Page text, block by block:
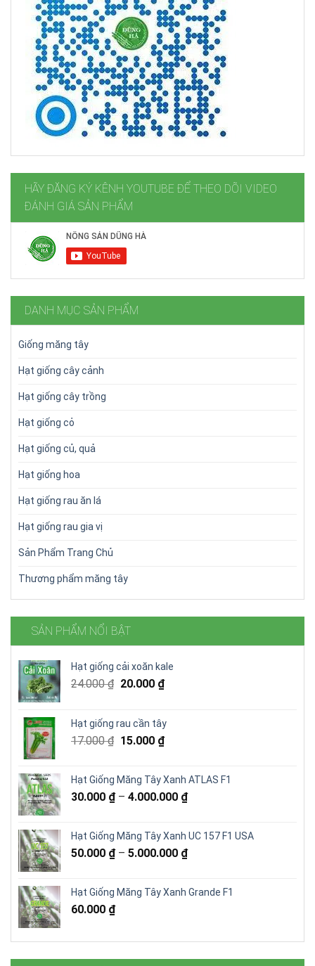
HÃY ĐĂNG KÝ KÊNH YOUTUBE ĐỂ THEO DÕI VIDEO
ĐÁNH GIÁ SẢN PHẨM
DANH MỤC SẢN PHẨM
Giống măng tây
Hạt giống cây cảnh
Hạt giống cây trồng
Hạt giống cỏ
Hạt giống củ, quả
Hạt giống hoa
Hạt giống rau ăn lá
Hạt giống rau gia vị
Sản Phẩm Trang Chủ
Thương phẩm măng tây
SẢN PHẨM NỔI BẬT
Hạt giống cải xoăn kale
24.000₫ Giá
24.000 ₫.
20.000 ₫Giá
là:
20.000 ₫.
Hạt giống rau cần tây
17.000₫ Giá
17.000 ₫.
15.000 ₫Giá
là:
15.000 ₫.
Hạt Giống Măng Tây Xanh ATLAS F1
30.000 ₫– 4.000.000 ₫
Hạt Giống Măng Tây Xanh UC 157 F1 USA
50.000 ₫– 5.000.000 ₫
Hạt Giống Măng Tây Xanh Grande F1
60.000 ₫